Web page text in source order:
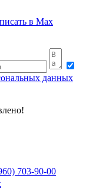
в Max
данных
703-90-00